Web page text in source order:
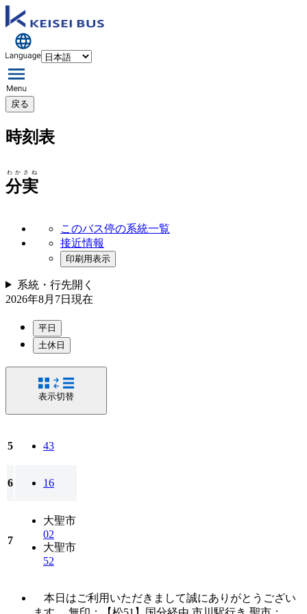
戻る
時刻表
分実
わかさね
このバス停の系統一覧
接近情報
印刷用表示
系統・行先開く
2026年8月7日 現在
平日
土休日
表示切替
5 43
6 16
7
大聖市
02
大聖市
52
本日はご利用いただきまして誠にありがとうござい